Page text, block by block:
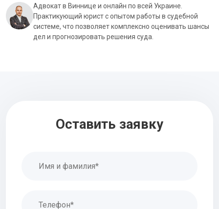
Адвокат в Виннице и онлайн по всей Украине.
Практикующий юрист с опытом работы в судебной
системе, что позволяет комплексно оценивать шансы
дел и прогнозировать решения суда.
Оставить заявку